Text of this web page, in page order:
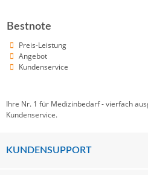
Bestnote
Preis-Leistung
Angebot
Kundenservice
Ihre Nr. 1 für Medizinbedarf - vierfach
Kundenservice.
KUNDENSUPPORT